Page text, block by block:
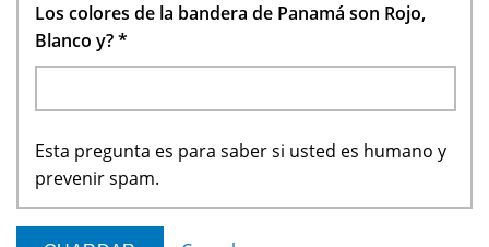
Los colores de la bandera de Panamá son Rojo,
Blanco y?*
Esta pregunta es para saber si usted es humano y
prevenir spam.